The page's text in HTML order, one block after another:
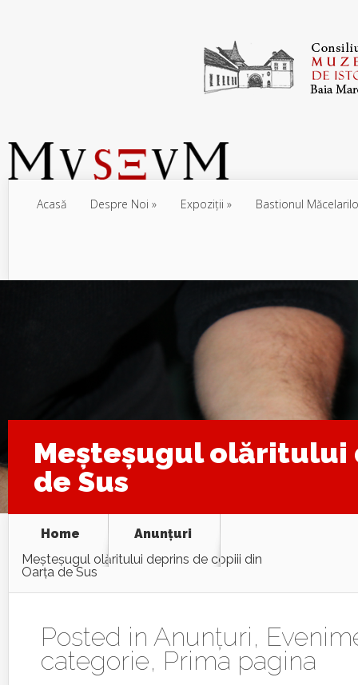
Acasă Despre Noi Expoziţii Bastionul
Meşteşugul olăritului
de Sus
Home
Anunţuri
Meşteşugul olăritului deprins de copiii din
Oarţa de Sus
Posted in Anunţuri,
categorie, Prima pagina